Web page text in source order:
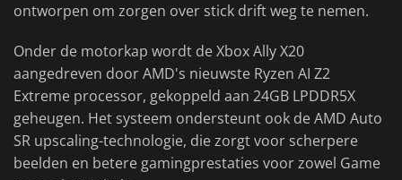
ontworpen om zorgen over stick drift weg te nemen.
Onder de motorkap wordt de Xbox Ally X20
aangedreven door AMD's nieuwste Ryzen AI Z2
Extreme processor, gekoppeld aan 24GB LPDDR5X
geheugen. Het systeem ondersteunt ook de AMD Auto
SR upscaling-technologie, die zorgt voor scherpere
beelden en betere gamingprestaties voor zowel Game